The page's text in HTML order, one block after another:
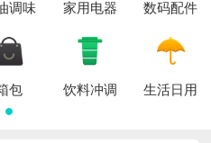
调味 家用电器 数码配件
包 饮料冲调 生活日用